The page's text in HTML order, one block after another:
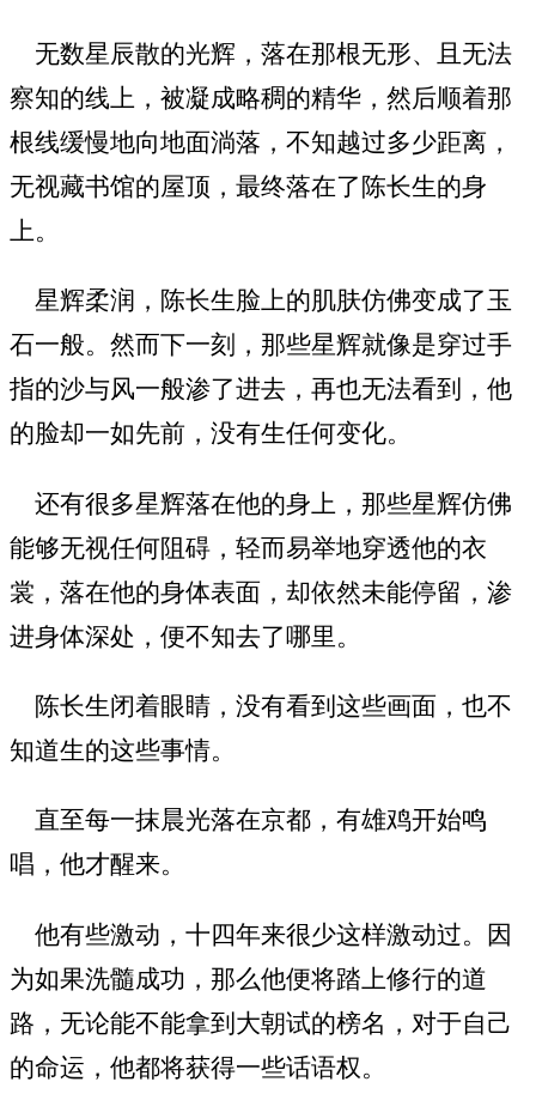
无数星辰散的光辉，落在那根无形、且无法
察知的线上，被凝成略稠的精华，然后顺着那
根线缓慢地向地面淌落，不知越过多少距离，
无视藏书馆的屋顶，最终落在了陈长生的身
上。
星辉柔润，陈长生脸上的肌肤仿佛变成了玉
石一般。然而下一刻，那些星辉就像是穿过手
指的沙与风一般渗了进去，再也无法看到，他
的脸却一如先前，没有生任何变化。
还有很多星辉落在他的身上，那些星辉仿佛
能够无视任何阻碍，轻而易举地穿透他的衣
裳，落在他的身体表面，却依然未能停留，渗
进身体深处，便不知去了哪里。
陈长生闭着眼睛，没有看到这些画面，也不
知道生的这些事情。
直至每一抹晨光落在京都，有雄鸡开始鸣
唱，他才醒来。
他有些激动，十四年来很少这样激动过。因
为如果洗髓成功，那么他便将踏上修行的道
路，无论能不能拿到大朝试的榜名，对于自己
的命运，他都将获得一些话语权。